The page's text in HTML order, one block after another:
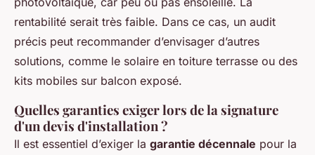
rentabilité serait très faible. Dans ce cas, un audit
précis peut recommander d’envisager d’autres
solutions, comme le solaire en toiture terrasse ou des
kits mobiles sur balcon exposé.
Quelles garanties exiger lors de la signature
d'un devis d'installation ?
Il est essentiel d’exiger la garantie décennale pour la